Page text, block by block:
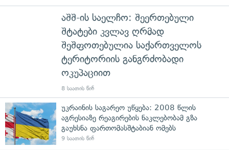
აშშ-ის საელჩო: შეერთებული
შტატები კვლავ ღრმად
შეშფოთებულია საქართველოს
ტერიტორიის განგრძობადი
ოკუპაციით
8 საათის წინ
უკრაინის საგარეო უწყება: 2008 წლის
აგრესიაზე რეაგირების ნაკლებობამ გზა
გაუხსნა ფართომასშტაბიან ომებს
9 საათის წინ